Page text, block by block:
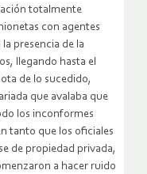
totalmente
con agentes
presencia de la
llegando hasta el
de lo sucedido,
que avalaba que
los inconformes
tanto que los oficiales
de propiedad privada,
a hacer ruido